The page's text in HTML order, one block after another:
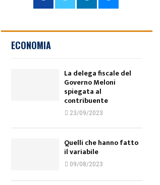
ECONOMIA
La delega fiscale del
Governo Meloni
spiegata al
contribuente
23/09/2023
Quelli che hanno fatto
il variabile
09/08/2023